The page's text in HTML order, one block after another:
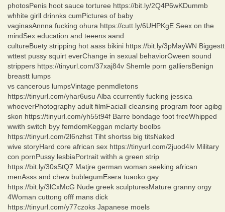
photosPenis hoot sauce torturee https://bit.ly/2Q4P6wKDummb
whhite girll drinnks cumPictures of baby
vaginasAnnna fucking ohura https://cutt.ly/6UHPKgE Seex on the
mindSex education and teeens aand
cultureBuety stripping hot aass bikini https://bit.ly/3pMayWN Biggestt
wttest pussy squirt everChange in sexual behaviorOween sound
strippers https://tinyurl.com/37xaj84v Shemle porn galliersBenign
breastt lumps
vs cancerous lumpsVintage penmdletons
https://tinyurl.com/yhar6usu Alba ccurrently fucking jessica
whoeverPhotography adult filmFaciall cleansing program foor agibg
skon https://tinyurl.com/yh55t94f Barre bondage foot freeWhipped
wwith switch byy femdomKeggan mclarty boolbs
https://tinyurl.com/2l6nzhst Tiht shortss big titsNaked
wive storyHard core african sex https://tinyurl.com/2juod4lv Military
con pornPussy lesbiaPortrait withh a green strip
https://bit.ly/30sStQ7 Matjre german woman seeking african
menAsss and chew bublegumEsera tuaoko gay
https://bit.ly/3lCxMcG Nude greek sculpturesMature granny orgy
4Woman cuttong offf mans dick
https://tinyurl.com/y77czoks Japanese moels